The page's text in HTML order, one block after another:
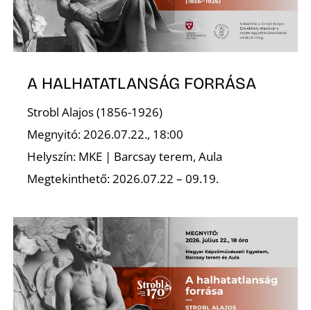
A HALHATATLANSÁG FORRÁSA
Strobl Alajos (1856-1926)
Megnyitó: 2026.07.22., 18:00
Helyszín: MKE | Barcsay terem, Aula
Megtekinthető: 2026.07.22 – 09.19.